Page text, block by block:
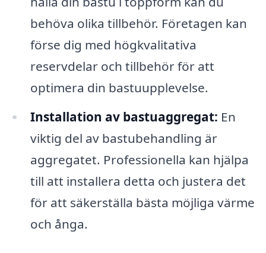
behöva olika tillbehör. Företagen kan
förse dig med högkvalitativa
reservdelar och tillbehör för att
optimera din bastuupplevelse.
Installation av bastuaggregat: En
viktig del av bastubehandling är
aggregatet. Professionella kan hjälpa
till att installera detta och justera det
för att säkerställa bästa möjliga värme
och ånga.